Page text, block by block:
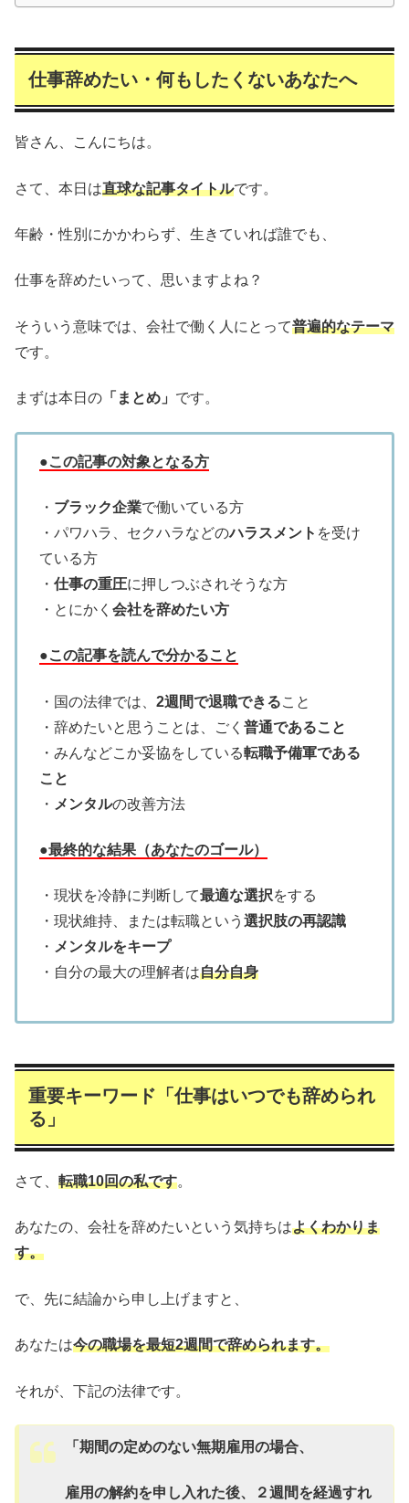
仕事辞めたい・何もしたくないあなたへ
皆さん、こんにちは。
さて、本日は直球な記事タイトルです。
年齢・性別にかかわらず、生きていれば誰でも、
仕事を辞めたいって、思いますよね？
そういう意味では、会社で働く人にとって普遍的なテーマ
です。
まずは本日の 「まとめ」 です。
●この記事の対象となる方
・ ブラック企業で働いている方
・パワハラ、セクハラなどのハラスメント を受け
ている方
・ 仕事の重圧に押しつぶされそうな方
・とにかく 会社を辞めたい方
●この記事を読んで分かること
・国の法律では、 2週間で退職できること
・辞めたいと思うことは、ごく 普通であること
・みんなどこか妥協をしている転職予備軍である
こと
・ メンタルの改善方法
●最終的な結果（あなたのゴール）
・現状を冷静に判断して最適な選択をする
・現状維持、または転職という 選択肢の再認識
・ メンタルをキープ
・自分の最大の理解者は自分自身
重要キーワード「仕事はいつでも辞められ
る」
さて、 転職10回の私です。
あなたの、会社を辞めたいという気持ちはよくわかりま
す。
で、先に結論から申し上げますと、
あなたは今の職場を最短2週間で辞められます。
それが、下記の法律です。
「期間の定めのない無期雇用の場合、
雇用の解約を申し入れた後、２週間を経過すれ